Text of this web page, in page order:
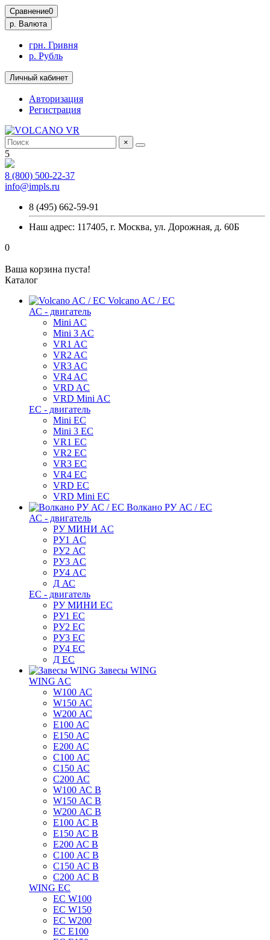
Сравнение0
р. Валюта
грн. Гривня
р. Рубль
Личный кабинет
Авторизация
Регистрация
×
5
8 (800) 500-22-37
info@impls.ru
8 (495) 662-59-91
Наш адрес: 117405, г. Москва, ул. Дорожная, д. 60Б
0
Ваша корзина пуста!
Каталог
Volcano AC / EC
АС - двигатель
Mini AC
Mini 3 AC
VR1 AC
VR2 AC
VR3 AC
VR4 AC
VRD AC
VRD Mini AC
ЕС - двигатель
Mini EC
Mini 3 EC
VR1 EC
VR2 EC
VR3 EC
VR4 EC
VRD EC
VRD Mini EC
Волкано РУ АС / ЕС
АС - двигатель
РУ МИНИ AC
РУ1 AC
РУ2 АС
РУ3 AC
РУ4 AC
Д АС
ЕС - двигатель
РУ МИНИ EC
РУ1 EC
РУ2 EC
РУ3 EC
РУ4 EC
Д ЕС
Завесы WING
WING AC
W100 АС
W150 АС
W200 АС
E100 АС
E150 АС
E200 АС
C100 АС
C150 АС
C200 АС
W100 АС B
W150 АС B
W200 АС B
E100 АС B
E150 АС B
E200 АС B
C100 АС B
C150 АС B
C200 АС B
WING EC
ЕС W100
ЕС W150
ЕС W200
ЕС E100